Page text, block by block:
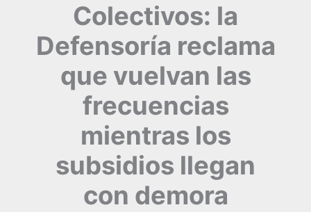
Colectivos: la
Defensoría reclama
que vuelvan las
frecuencias
mientras los
subsidios llegan
con demora